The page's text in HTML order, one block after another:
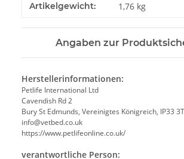
Artikelgewicht: 1,76 kg
Angaben zur
Herstellerinformationen:
Petlife International Ltd
Cavendish Rd 2
Bury St Edmunds, Vereinigtes Königreich, IP33
info@vetbed.co.uk
https://www.petlifeonline.co.uk/
verantwortliche Person: